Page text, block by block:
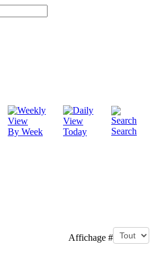
By Week Today Search
Affichage #